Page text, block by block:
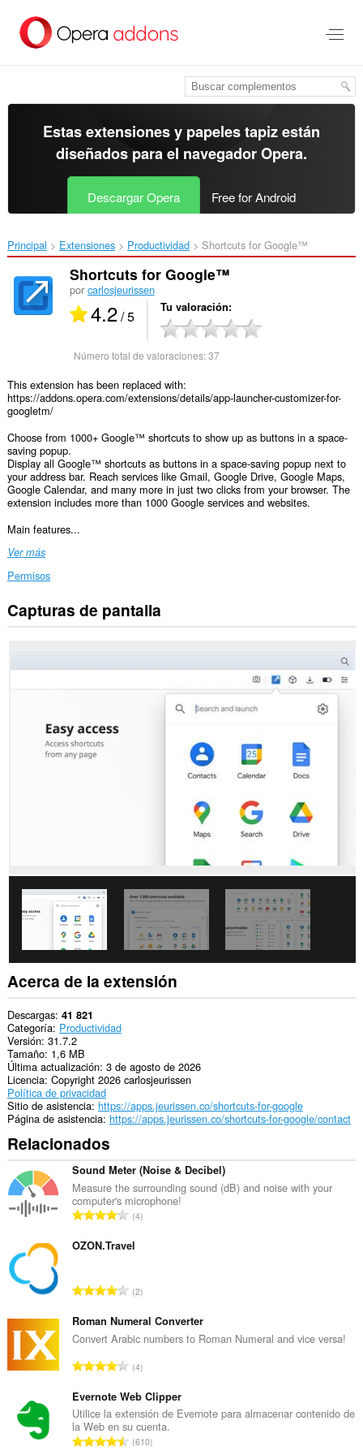
contenido
Estas extensiones y papeles tapiz están
diseñados para el navegador Opera.
Descargar Opera Free for Android
Principal Extensiones Productividad Shortcuts for Google™‎
Shortcuts for Google™
por carlosjeurissen
4.2/ 5 Tu valoración
Número total de valoraciones:37
This extension has been replaced with:
https://addons.opera.com/extensions/details/app-launcher-customizer-for-
googletm/
Choose from 1000+ Google™ shortcuts to show up as buttons in a space-
saving popup.
Display all Google™ shortcuts as buttons in a space-saving popup next to
your address bar. Reach services like Gmail, Google Drive, Google Maps,
Google Calendar, and many more in just two clicks from your browser. The
extension includes more than 1000 Google services and websites.
Main features...
Ver más
Permisos
Esta
extensión
communicate
with
this
Esta
extensión
añadirá
un
panel
a
la
barra
lateral.
Esta
extensión
puede
acceder
a
tus
pestañas
y
actividades
de
navegación.
Capturas de pantalla
Acerca de la extensión
Descargas 41 821
Categoría Productividad
Versión 31.7.2
Tamaño 1,6 MB
Última actualización 3 de agosto de 2026
Licencia Copyright 2026 carlosjeurissen
Política de privacidad
Sitio de asistencia https://apps.jeurissen.co/shortcuts-for-google
Página de asistencia https://apps.jeurissen.co/shortcuts-for-google/contact
Relacionados
Sound Meter (Noise & Decibel)
Measure the surrounding sound (dB) and noise with your
computer's microphone!
N
m
o
o
t
a
d
e
v
a
4
OZON.Travel
N
m
e
o
o
t
a
2
Roman Numeral Converter
Convert Arabic numbers to Roman Numeral and vice versa!
N
m
e
r
o
4
Evernote Web Clipper
Utilice la extensión de Evernote para almacenar contenido de
la Web en su cuenta.
N610